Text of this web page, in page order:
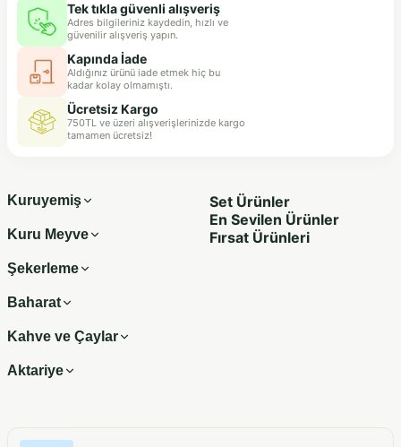
Tek tıkla güvenli alışveriş
Adres bilgileriniz kaydedin, hızlı ve
güvenilir alışveriş yapın.
Kapında İade
Aldığınız ürünü iade etmek hiç bu
kadar kolay olmamıştı.
Ücretsiz Kargo
750TL ve üzeri alışverişlerinizde kargo
tamamen ücretsiz!
Kuruyemiş
Kuru Meyve
Şekerleme
Baharat
Kahve ve Çaylar
Aktariye
Set Ürünler
En Sevilen Ürünler
Fırsat Ürünleri